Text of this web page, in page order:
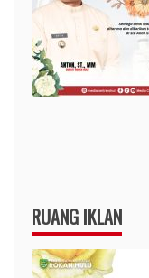
RUANG IKLAN